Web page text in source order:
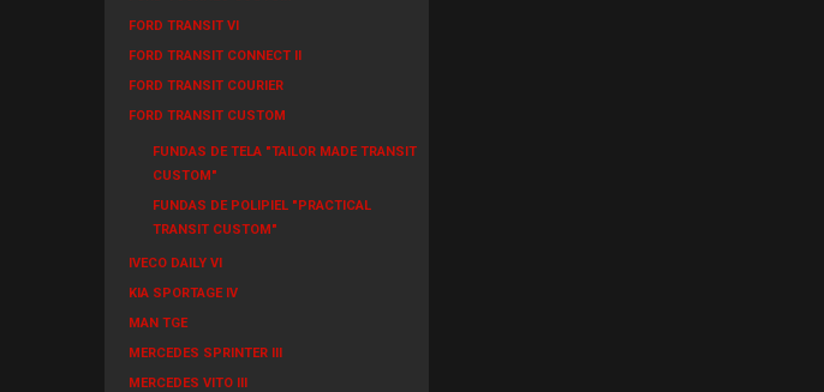
FORD TRANSIT VI
FORD TRANSIT CONNECT II
FORD TRANSIT COURIER
FORD TRANSIT CUSTOM
FUNDAS DE TELA "TAILOR MADE TRANSIT
CUSTOM"
FUNDAS DE POLIPIEL "PRACTICAL
TRANSIT CUSTOM"
IVECO DAILY VI
KIA SPORTAGE IV
MAN TGE
MERCEDES SPRINTER III
MERCEDES VITO III